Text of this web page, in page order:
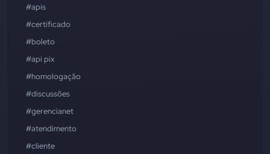
#apis
#certificado
#boleto
#api pix
#homologação
#discussões
#gerencianet
#atendimento
#cliente